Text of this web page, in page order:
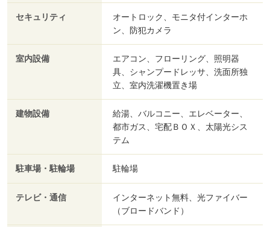
セキュリティ
オートロック、モニタ付インターホ
ン、防犯カメラ
室内設備
エアコン、フローリング、照明器
具、シャンプードレッサ、洗面所独
立、室内洗濯機置き場
建物設備
給湯、バルコニー、エレベーター、
都市ガス、宅配ＢＯＸ、太陽光シス
テム
駐車場・駐輪場 駐輪場
テレビ・通信
インターネット無料、光ファイバー
（ブロードバンド）